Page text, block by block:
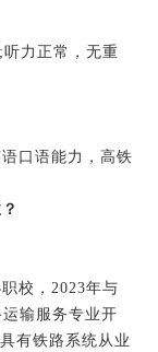
力正常，无重
口语能力，高铁
校，2023年与
输服务专业开
有铁路系统从业